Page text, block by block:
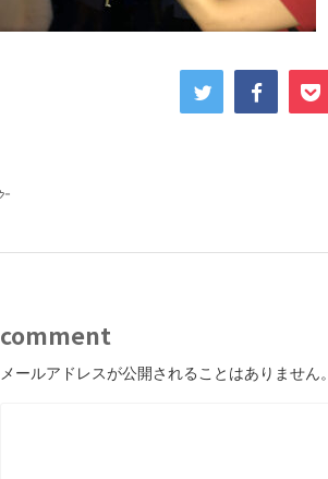
-
comment
メールアドレスが公開されることはありません。